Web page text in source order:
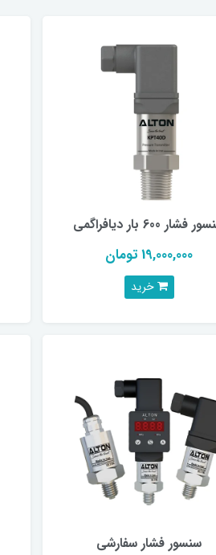
فشار 600 بار دیافراگمی
19,000,000 تومان
خرید
سنسور فشار سفارشی